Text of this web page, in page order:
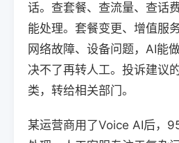
话。查套餐、查流量、查话
能处理。套餐变更、增值服
网络故障、设备问题，AI能
决不了再转人工。投诉建议
类，转给相关部门。
某运营商用了Voice AI后，